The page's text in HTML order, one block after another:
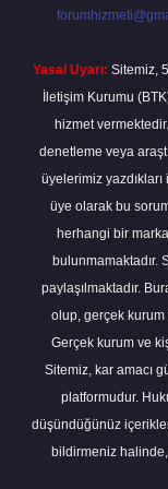
Yasal Uyarı: Sitemiz,
İletişim Kurumu
hizmet
denetleme veya
üyelerimiz
üye olarak bu
herhangi bir
bulunmamaktadır.
paylaşılmaktadır.
olup, gerçek kurum
Gerçek kurum ve
Sitemiz, kar amacı
platformudur.
düşündüğünüz
bildirmeniz